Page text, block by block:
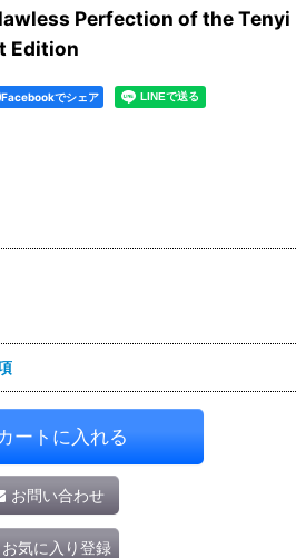
Perfection of the Tenyi
Edition
Facebookでシェア
ートに入れる
お問い合わせ
お気に入り登録